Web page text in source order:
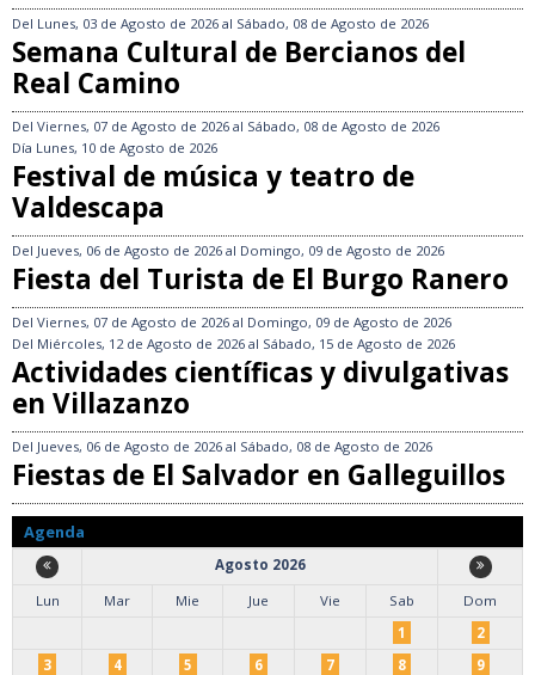
Del Lunes, 03 de Agosto de 2026 al Sábado, 08 de Agosto de 2026
Semana Cultural de Bercianos del
Real Camino
Del Viernes, 07 de Agosto de 2026 al Sábado, 08 de Agosto de 2026
Día Lunes, 10 de Agosto de 2026
Festival de música y teatro de
Valdescapa
Del Jueves, 06 de Agosto de 2026 al Domingo, 09 de Agosto de 2026
Fiesta del Turista de El Burgo Ranero
Del Viernes, 07 de Agosto de 2026 al Domingo, 09 de Agosto de 2026
Del Miércoles, 12 de Agosto de 2026 al Sábado, 15 de Agosto de 2026
Actividades científicas y divulgativas
en Villazanzo
Del Jueves, 06 de Agosto de 2026 al Sábado, 08 de Agosto de 2026
Fiestas de El Salvador en Galleguillos
Agenda
Agosto 2026
Lun
Mar Mie Jue Vie Sab
Dom
1
2
3
4 5 6 7 8
9